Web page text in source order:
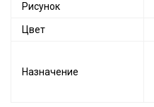
Рисунок
Цвет
Назначение